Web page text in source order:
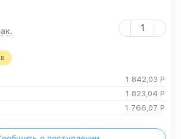
1 842,03 Р
1 823,04 Р
1 766,07 Р